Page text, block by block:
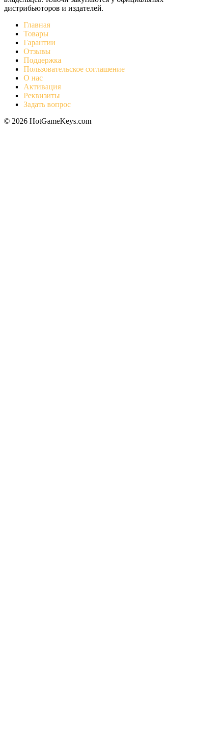
дистрибьюторов и издателей.
Главная
Товары
Гарантии
Отзывы
Поддержка
Пользовательское соглашение
О нас
Активация
Реквизиты
Задать вопрос
© 2026 HotGameKeys.com